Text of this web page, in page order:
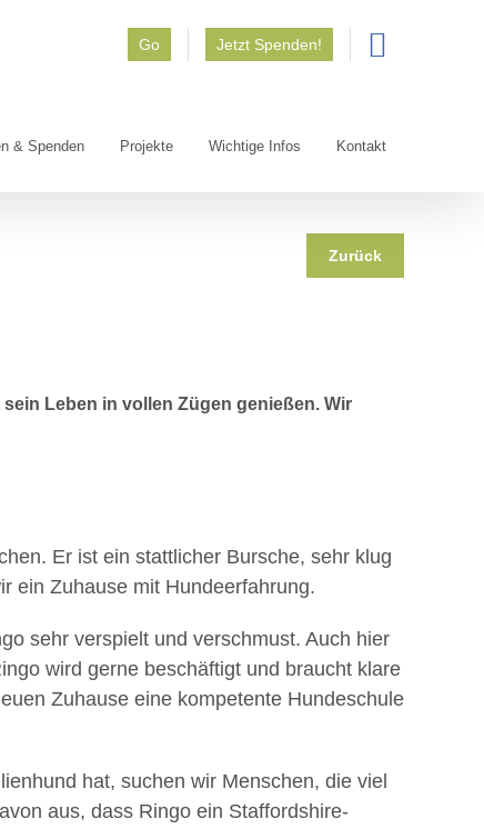
Go Jetzt Spenden!
& Spenden Projekte Wichtige Infos Kontakt
Zurück
Leben in vollen Zügen genießen. Wir
Er ist ein stattlicher Bursche, sehr klug
ein Zuhause mit Hundeerfahrung.
sehr verspielt und verschmust. Auch hier
wird gerne beschäftigt und braucht klare
Zuhause eine kompetente Hundeschule
hat, suchen wir Menschen, die viel
aus, dass Ringo ein Staffordshire-